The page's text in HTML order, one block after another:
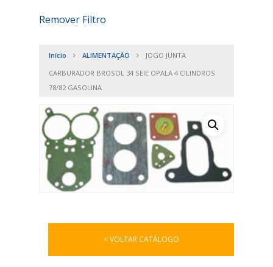
Remover Filtro
Início ALIMENTAÇÃO
JOGO JUNTA
CARBURADOR BROSOL 34 SEIE OPALA 4 CILINDROS
78/82 GASOLINA
< VOLTAR CATÁLOGO